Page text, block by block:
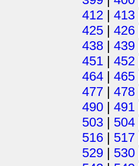
412 | 413
425 | 426
438 | 439
451 | 452
464 | 465
477 | 478
490 | 491
503 | 504
516 | 517
529 | 530